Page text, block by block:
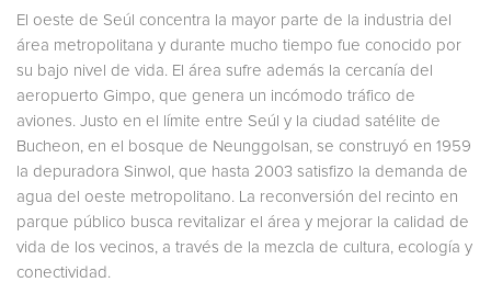
El oeste de Seúl concentra la mayor parte de la industria del
área metropolitana y durante mucho tiempo fue conocido por
su bajo nivel de vida. El área sufre además la cercanía del
aeropuerto Gimpo, que genera un incómodo tráfico de
aviones. Justo en el límite entre Seúl y la ciudad satélite de
Bucheon, en el bosque de Neunggolsan, se construyó en 1959
la depuradora Sinwol, que hasta 2003 satisfizo la demanda de
agua del oeste metropolitano. La reconversión del recinto en
parque público busca revitalizar el área y mejorar la calidad de
vida de los vecinos, a través de la mezcla de cultura, ecología y
conectividad.